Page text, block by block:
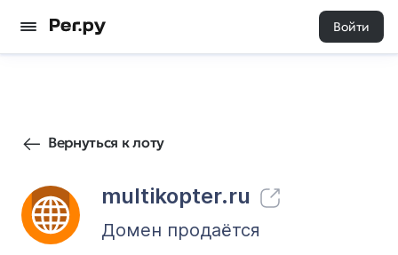
Войти
Вернуться к лоту
multikopter.ru
73 0
Домен продаётся